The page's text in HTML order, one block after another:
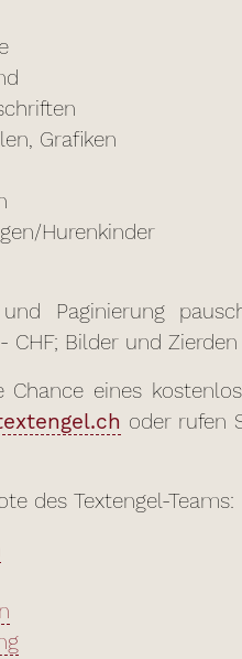
Grafiken
Hurenkinder
Paginierung
CHF; Bilder und
Chance eines
oder rufen
des Textengel-Teams: